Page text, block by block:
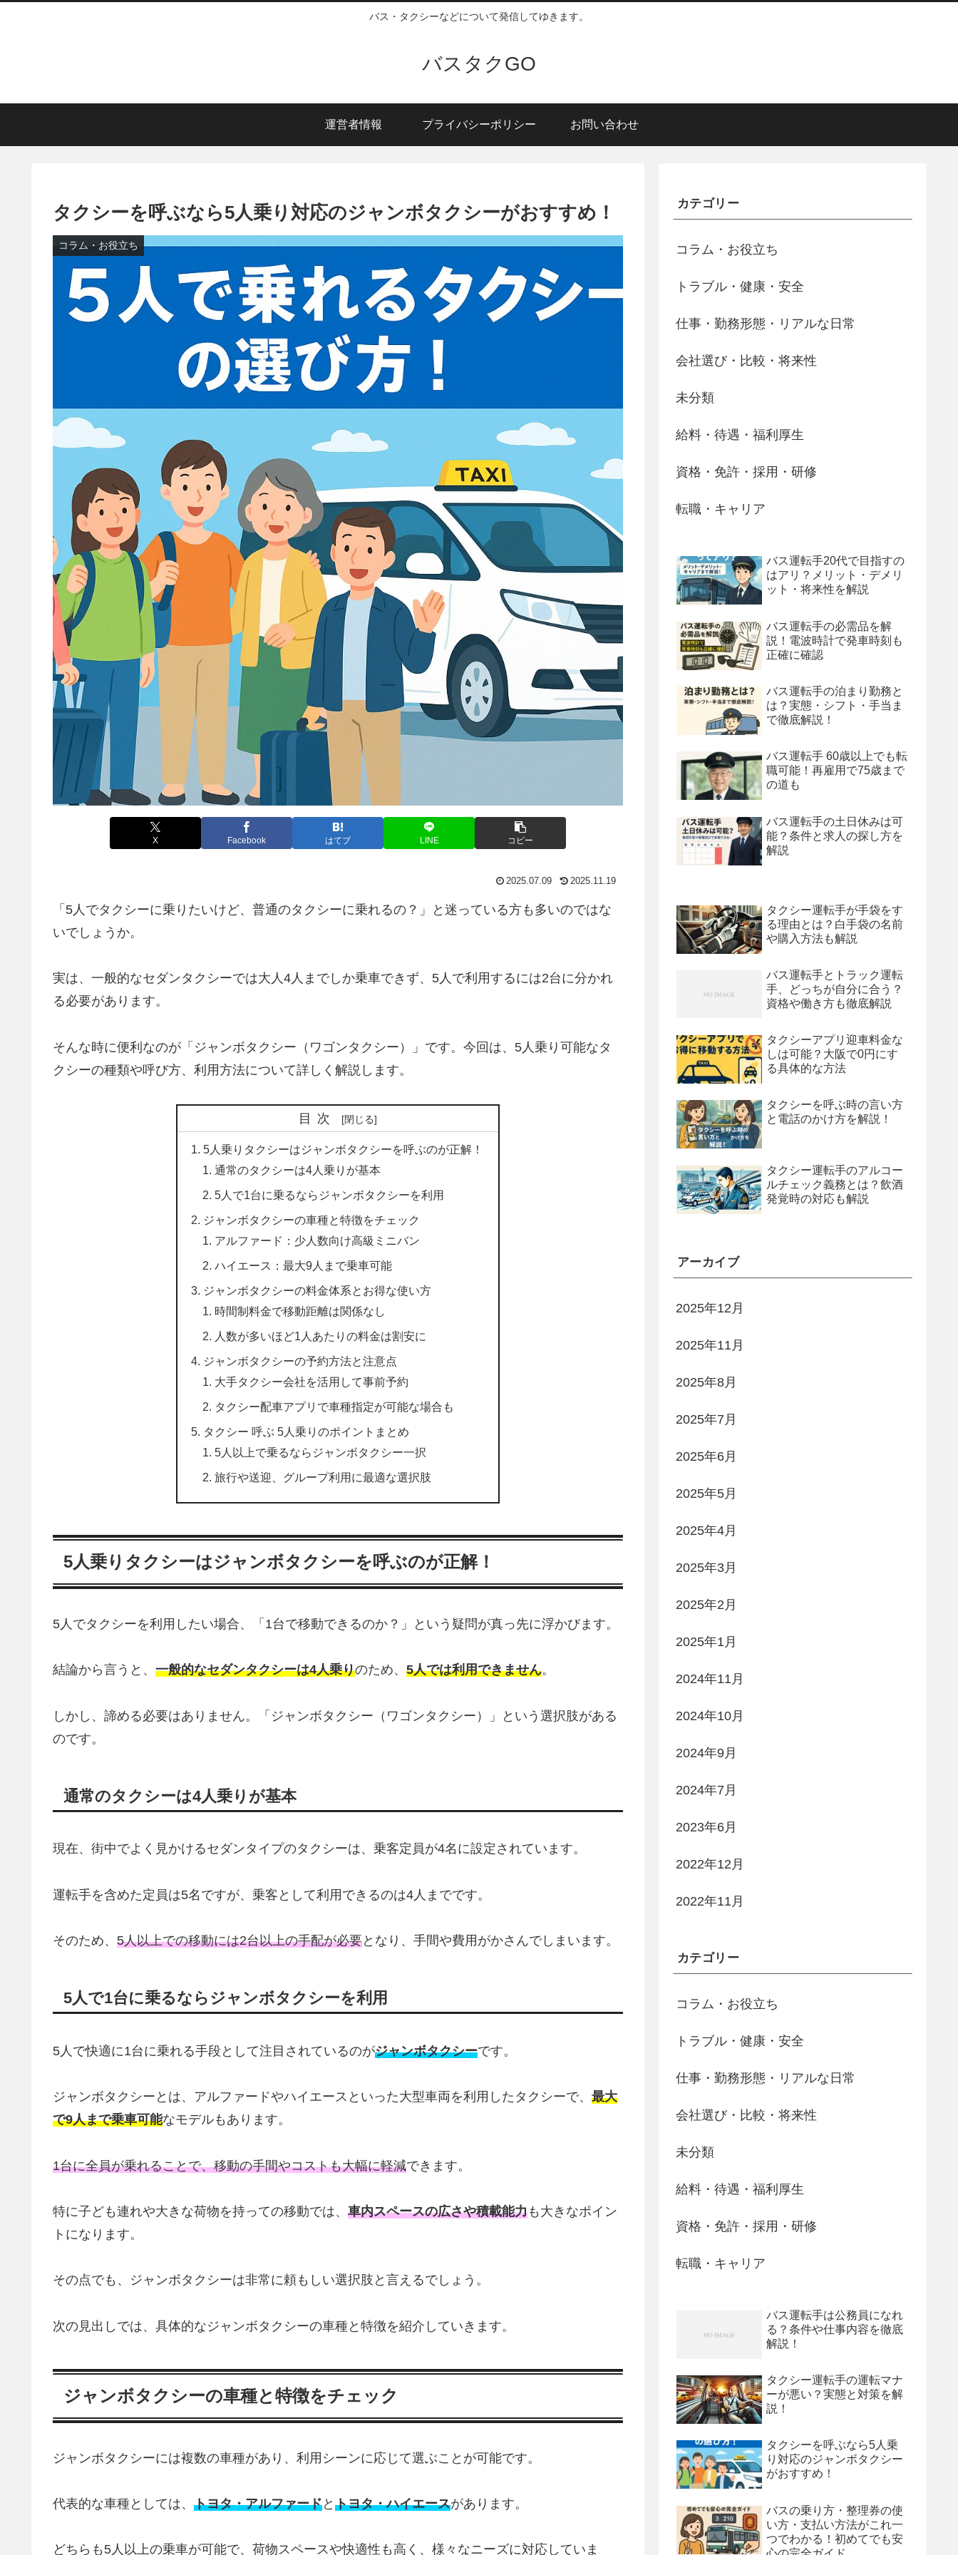
バス・タクシーなどについて発信してゆきます。
バスタクGO
運営者情報 プライバシーポリシー お問い合わせ
タクシーを呼ぶなら5人乗り対応のジャンボタクシーがおすすめ！
コラム・お役立ち
X Facebook はてブ LINE コピー
2025.07.09 2025.11.19
「5人でタクシーに乗りたいけど、普通のタクシーに乗れるの？」と迷っている方も多いのではな
いでしょうか。
実は、一般的なセダンタクシーでは大人4人までしか乗車できず、5人で利用するには2台に分かれ
る必要があります。
そんな時に便利なのが「ジャンボタクシー（ワゴンタクシー）」です。今回は、5人乗り可能なタ
クシーの種類や呼び方、利用方法について詳しく解説します。
目次
5人乗りタクシーはジャンボタクシーを呼ぶのが正解！
通常のタクシーは4人乗りが基本
5人で1台に乗るならジャンボタクシーを利用
ジャンボタクシーの車種と特徴をチェック
アルファード：少人数向け高級ミニバン
ハイエース：最大9人まで乗車可能
ジャンボタクシーの料金体系とお得な使い方
時間制料金で移動距離は関係なし
人数が多いほど1人あたりの料金は割安に
ジャンボタクシーの予約方法と注意点
大手タクシー会社を活用して事前予約
タクシー配車アプリで車種指定が可能な場合も
タクシー 呼ぶ 5人乗りのポイントまとめ
5人以上で乗るならジャンボタクシー一択
旅行や送迎、グループ利用に最適な選択肢
5人乗りタクシーはジャンボタクシーを呼ぶのが正解！
5人でタクシーを利用したい場合、「1台で移動できるのか？」という疑問が真っ先に浮かびます。
結論から言うと、 一般的なセダンタクシーは4人乗りのため、 5人では利用できません。
しかし、諦める必要はありません。「ジャンボタクシー（ワゴンタクシー）」という選択肢がある
のです。
通常のタクシーは4人乗りが基本
現在、街中でよく見かけるセダンタイプのタクシーは、乗客定員が4名に設定されています。
運転手を含めた定員は5名ですが、乗客として利用できるのは4人までです。
そのため、 5人以上での移動には2台以上の手配が必要となり、手間や費用がかさんでしまいます。
5人で1台に乗るならジャンボタクシーを利用
5人で快適に1台に乗れる手段として注目されているのがジャンボタクシーです。
ジャンボタクシーとは、アルファードやハイエースといった大型車両を利用したタクシーで、 最大
で9人まで乗車可能なモデルもあります。
1台に全員が乗れることで、移動の手間やコストも大幅に軽減できます。
特に子ども連れや大きな荷物を持っての移動では、 車内スペースの広さや積載能力も大きなポイン
トになります。
その点でも、ジャンボタクシーは非常に頼もしい選択肢と言えるでしょう。
次の見出しでは、具体的なジャンボタクシーの車種と特徴を紹介していきます。
ジャンボタクシーの車種と特徴をチェック
ジャンボタクシーには複数の車種があり、利用シーンに応じて選ぶことが可能です。
代表的な車種としては、 トヨタ・アルファードと トヨタ・ハイエースがあります。
どちらも5人以上の乗車が可能で、荷物スペースや快適性も高く、様々なニーズに対応していま
カテゴリー
コラム・お役立ち
トラブル・健康・安全
仕事・勤務形態・リアルな日常
会社選び・比較・将来性
未分類
給料・待遇・福利厚生
資格・免許・採用・研修
転職・キャリア
バス運転手20代で目指すの
はアリ？メリット・デメリ
ット・将来性を解説
バス運転手の必需品を解
説！電波時計で発車時刻も
正確に確認
バス運転手の泊まり勤務と
は？実態・シフト・手当ま
で徹底解説！
バス運転手 60歳以上でも転
職可能！再雇用で75歳まで
の道も
バス運転手の土日休みは可
能？条件と求人の探し方を
解説
タクシー運転手が手袋をす
る理由とは？白手袋の名前
や購入方法も解説
バス運転手とトラック運転
手、どっちが自分に合う？
資格や働き方も徹底解説
タクシーアプリ迎車料金な
しは可能？大阪で0円にす
る具体的な方法
タクシーを呼ぶ時の言い方
と電話のかけ方を解説！
タクシー運転手のアルコー
ルチェック義務とは？飲酒
発覚時の対応も解説
アーカイブ
2025年12月
2025年11月
2025年8月
2025年7月
2025年6月
2025年5月
2025年4月
2025年3月
2025年2月
2025年1月
2024年11月
2024年10月
2024年9月
2024年7月
2023年6月
2022年12月
2022年11月
カテゴリー
コラム・お役立ち
トラブル・健康・安全
仕事・勤務形態・リアルな日常
会社選び・比較・将来性
未分類
給料・待遇・福利厚生
資格・免許・採用・研修
転職・キャリア
バス運転手は公務員になれ
る？条件や仕事内容を徹底
解説！
タクシー運転手の運転マナ
ーが悪い？実態と対策を解
説！
タクシーを呼ぶなら5人乗
り対応のジャンボタクシー
がおすすめ！
バスの乗り方・整理券の使
い方・支払い方法がこれ一
つでわかる！初めてでも安